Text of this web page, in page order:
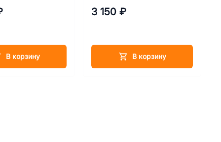
В корзину
3 150 ₽
В корзину